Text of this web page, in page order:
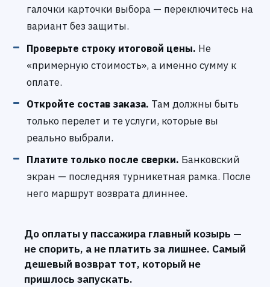
галочки карточки выбора — переключитесь на
вариант без защиты.
Проверьте строку итоговой цены. Не
«примерную стоимость», а именно сумму к
оплате.
Откройте состав заказа. Там должны быть
только перелет и те услуги, которые вы
реально выбрали.
Платите только после сверки. Банковский
экран — последняя турникетная рамка. После
него маршрут возврата длиннее.
До оплаты у пассажира главный козырь —
не спорить, а не платить за лишнее. Самый
дешевый возврат тот, который не
пришлось запускать.